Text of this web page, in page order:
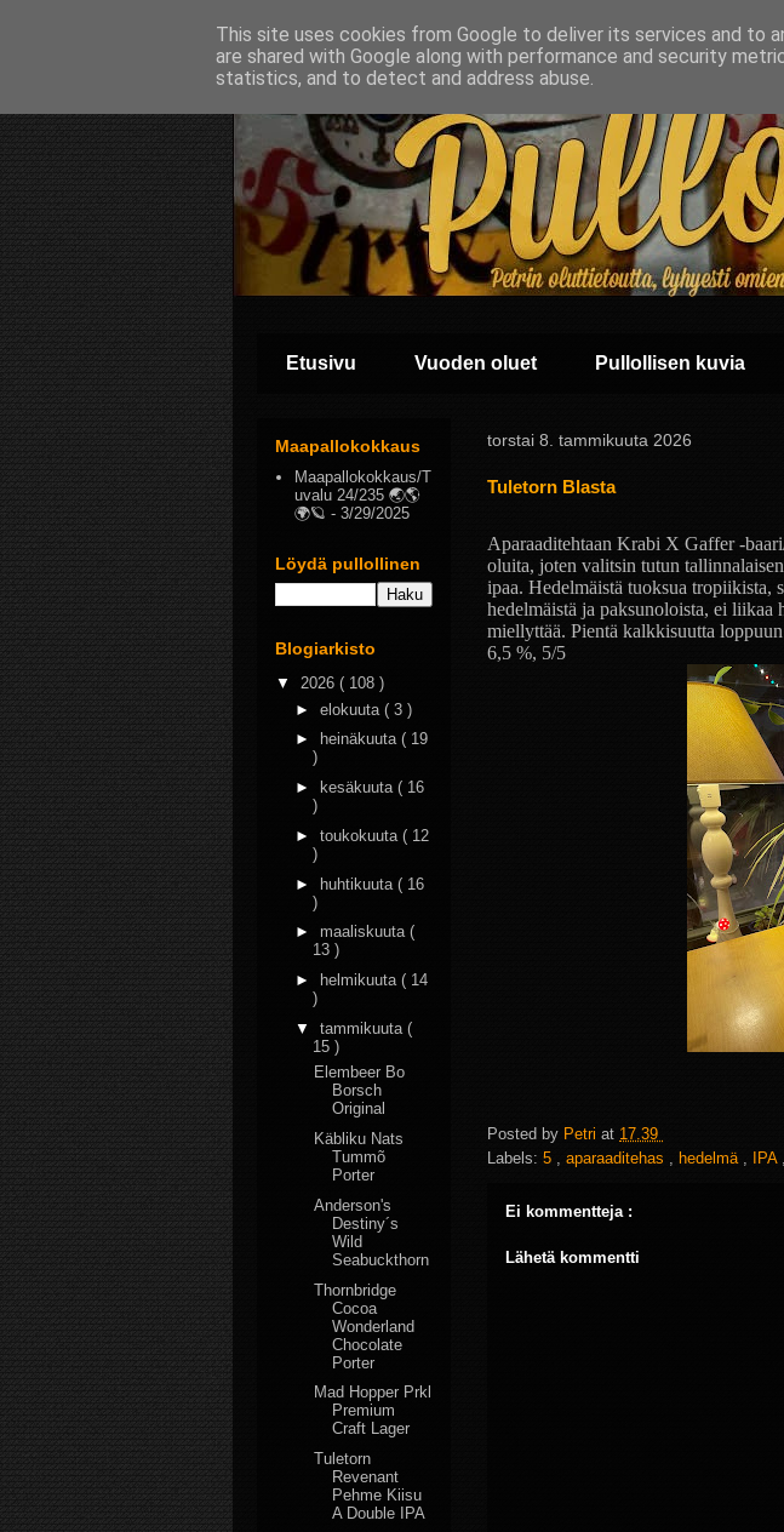
Etusivu Vuoden oluet Pullollisen kuvia
torstai 8. tammikuuta 2026
Tuletorn Blasta
Aparaaditehtaan Krabi X Gaffer -
oluita, joten valitsin tutun
ipaa. Hedelmäistä tuoksua tropiikista,
hedelmäistä ja paksunoloista, ei
miellyttää. Pientä kalkkisuutta
6,5 %, 5/5
Posted by Petri at 17.39
Labels: 5 , aparaaditehas , hedelmä , IPA ,
Ei kommentteja :
Lähetä kommentti
Maapallokokkaus
Maapallokokkaus/T
uvalu 24/235 🌏🌎
🌍🪐 - 3/29/2025
Löydä pullollinen
Blogiarkisto
▼ 2026 ( 108 )
► elokuuta ( 3 )
►
heinäkuuta ( 19
)
►
kesäkuuta ( 16
)
► toukokuuta ( 12
)
► huhtikuuta ( 16
)
► maaliskuuta (
13 )
►
helmikuuta ( 14
)
▼ tammikuuta (
15 )
Elembeer Bo
Borsch
Original
Käbliku Nats
Tummõ
Porter
Anderson's
Destiny´s
Wild
Seabuckthorn
Thornbridge
Cocoa
Wonderland
Chocolate
Porter
Mad Hopper Prkl
Premium
Craft Lager
Tuletorn
Revenant
Pehme Kiisu
A Double IPA
This site uses cookies from Google to deliver its services and to
are shared with Google along with performance and security
statistics, and to detect and address abuse.